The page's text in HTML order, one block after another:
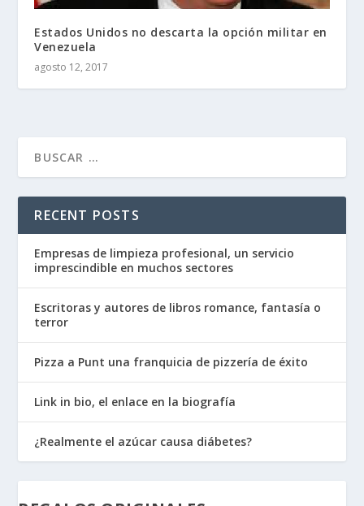
Estados Unidos no descarta la opción militar en
Venezuela
agosto 12, 2017
RECENT POSTS
Empresas de limpieza profesional, un servicio
imprescindible en muchos sectores
Escritoras y autores de libros romance, fantasía o
terror
Pizza a Punt una franquicia de pizzería de éxito
Link in bio, el enlace en la biografía
¿Realmente el azúcar causa diábetes?